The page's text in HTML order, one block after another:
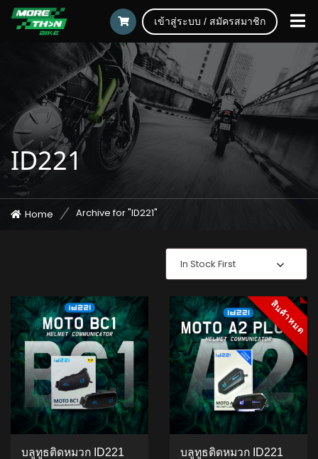
เข้าสู่ระบบ / สมัครสมาชิก
ID221
Home Archive for "ID221"
In Stock First
บลูทูธติดหมวก ID221
สินค้าหมด
สินค้าหมด
บลูทูธติดหมวก ID221